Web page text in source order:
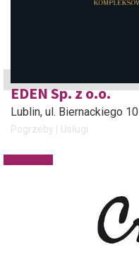
EDEN Sp. z o.o.
Lublin, ul. Biernackiego 10
Pogrzeby Usługi